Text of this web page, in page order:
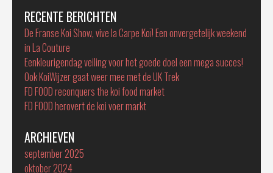
RECENTE BERICHTEN
De Franse Koi Show, vive la Carpe Koï! Een onvergetelijk weekend
in La Couture
Eenkleurigendag veiling voor het goede doel een mega succes!
Ook KoiWijzer gaat weer mee met de UK Trek
FD FOOD reconquers the koi food market
FD FOOD herovert de koi voer markt
ARCHIEVEN
september 2025
oktober 2024